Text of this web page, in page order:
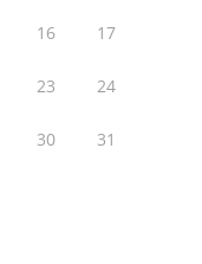
16 17
23 24
30
31